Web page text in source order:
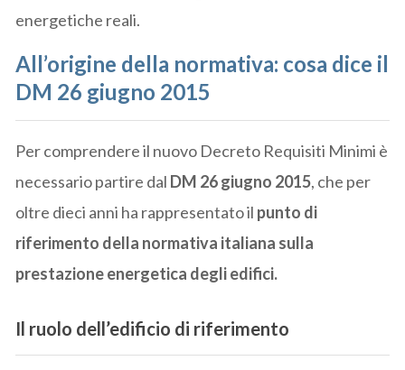
energetiche reali.
All’origine della normativa: cosa dice il
DM 26 giugno 2015
Per comprendere il nuovo Decreto Requisiti Minimi è
necessario partire dal DM 26 giugno 2015, che per
oltre dieci anni ha rappresentato il punto di
riferimento della normativa italiana sulla
prestazione energetica degli edifici.
Il ruolo dell’edificio di riferimento